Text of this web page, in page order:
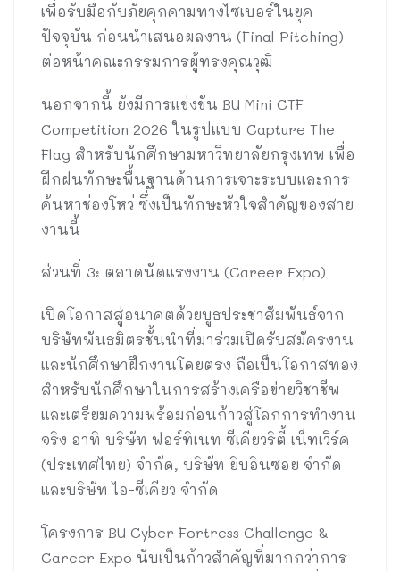
เพื่อรับมือกับภัยคุกคามทางไซเบอร์ในยุค
ปัจจุบัน ก่อนนำเสนอผลงาน (Final Pitching)
ต่อหน้าคณะกรรมการผู้ทรงคุณวุฒิ
นอกจากนี้ ยังมีการแข่งขัน BU Mini CTF
Competition 2026 ในรูปแบบ Capture The
Flag สำหรับนักศึกษามหาวิทยาลัยกรุงเทพ เพื่อ
ฝึกฝนทักษะพื้นฐานด้านการเจาะระบบและการ
ค้นหาช่องโหว่ ซึ่งเป็นทักษะหัวใจสำคัญของสาย
งานนี้
ส่วนที่ 3: ตลาดนัดแรงงาน (Career Expo)
เปิดโอกาสสู่อนาคตด้วยบูธประชาสัมพันธ์จาก
บริษัทพันธมิตรชั้นนำที่มาร่วมเปิดรับสมัครงาน
และนักศึกษาฝึกงานโดยตรง ถือเป็นโอกาสทอง
สำหรับนักศึกษาในการสร้างเครือข่ายวิชาชีพ
และเตรียมความพร้อมก่อนก้าวสู่โลกการทำงาน
จริง อาทิ บริษัท ฟอร์ทิเนท ซีเคียวริตี้ เน็ทเวิร์ค
(ประเทศไทย) จำกัด, บริษัท ยิบอินซอย จำกัด
และบริษัท ไอ-ซีเคียว จำกัด
โครงการ BU Cyber Fortress Challenge &
Career Expo นับเป็นก้าวสำคัญที่มากกว่าการ